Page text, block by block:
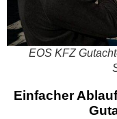
EOS KFZ
Einfacher